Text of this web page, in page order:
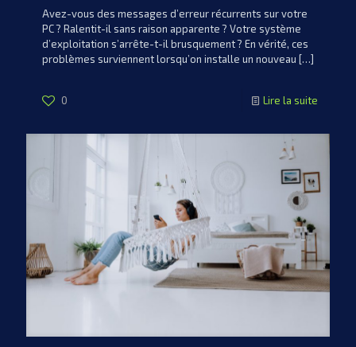
Avez-vous des messages d’erreur récurrents sur votre
PC ? Ralentit-il sans raison apparente ? Votre système
d’exploitation s’arrête-t-il brusquement ? En vérité, ces
problèmes surviennent lorsqu’on installe un nouveau […]
0 Lire la suite